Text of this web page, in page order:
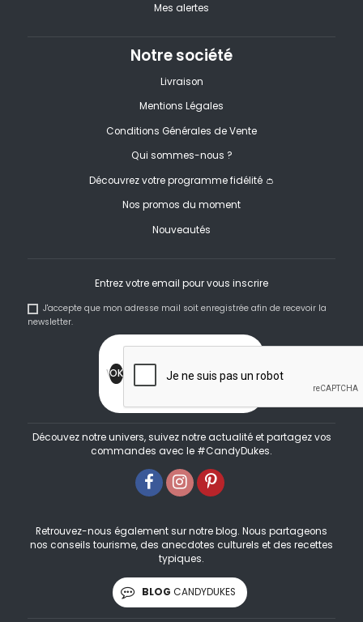
Mes alertes
Notre société
Livraison
Mentions Légales
Conditions Générales de Vente
Qui sommes-nous ?
Découvrez votre programme fidélité 👛
Nos promos du moment
Nouveautés
Entrez votre email pour vous inscrire
J'accepte que mon adresse mail soit enregistrée afin de recevoir la
newsletter.
Découvez notre univers, suivez notre actualité et partagez vos
commandes avec le #CandyDukes.
Retrouvez-nous également sur notre blog. Nous partageons
nos conseils tourisme, des anecdotes culturels et des recettes
typiques.
BLOG CANDYDUKES